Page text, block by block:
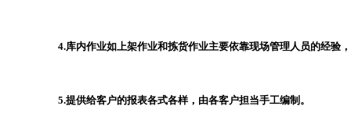
4.库内作业如上架作业和拣货作业主要依靠现场管理人员的经验
5.提供给客户的报表各式各样，由各客户担当手工编制。